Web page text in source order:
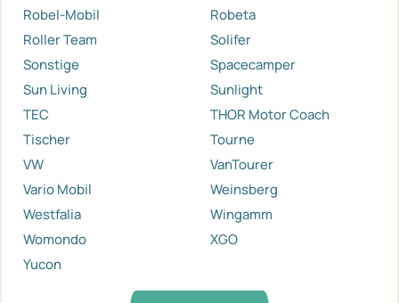
Robel-Mobil
Robeta
Roller Team
Solifer
Sonstige
Spacecamper
Sun Living
Sunlight
TEC
THOR Motor Coach
Tischer
Tourne
VW
VanTourer
Vario Mobil
Weinsberg
Westfalia
Wingamm
Womondo
XGO
Yucon